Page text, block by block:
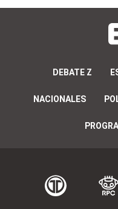
DEBATE Z
NACIONALES